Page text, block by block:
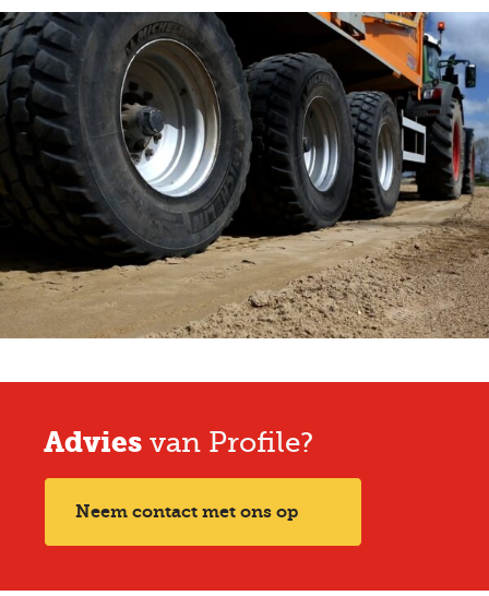
Advies van Profile?
Neem contact met ons op